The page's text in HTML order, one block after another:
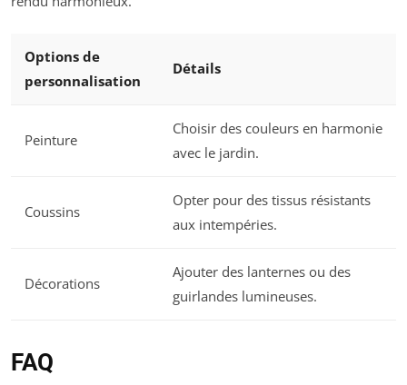
Options de
personnalisation
Détails
Peinture
Choisir des couleurs en harmonie
avec le jardin.
Coussins
Opter pour des tissus résistants
aux intempéries.
Décorations
Ajouter des lanternes ou des
guirlandes lumineuses.
FAQ